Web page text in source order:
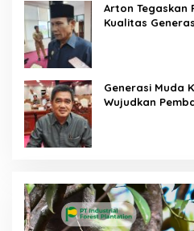
Arton Tegaskan
Kualitas
Generasi Muda
Wujudkan